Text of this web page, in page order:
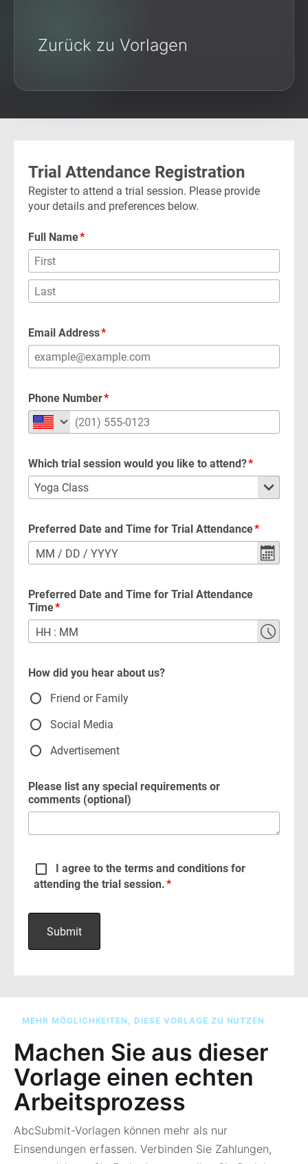
Zurück zu Vorlagen
MEHR MÖGLICHKEITEN, DIESE VORLAGE ZU NUTZEN
Machen Sie aus dieser
Vorlage einen echten
Arbeitsprozess
AbcSubmit-Vorlagen können mehr als nur
Einsendungen erfassen. Verbinden Sie Zahlungen,